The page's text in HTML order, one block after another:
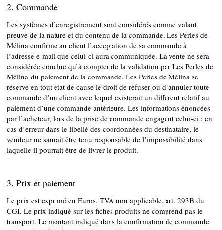
2. Commande
Les systèmes d’enregistrement sont considérés comme valant
preuve de la nature et du contenu de la commande. Les Perles de
Mélina confirme au client l’acceptation de sa commande à
l’adresse e-mail que celui-ci aura communiquée. La vente ne sera
considérée conclue qu’à compter de la validation par Les Perles de
Mélina du paiement de la commande. Les Perles de Mélina se
réserve en tout état de cause le droit de refuser ou d’annuler toute
commande d’un client avec lequel existerait un différent relatif au
paiement d’une commande antérieure. Les informations énoncées
par l’acheteur, lors de la prise de commande engagent celui-ci : en
cas d’erreur dans le libellé des coordonnées du destinataire, le
vendeur ne saurait être tenu responsable de l’impossibilité dans
laquelle il pourrait être de livrer le produit.
3. Prix et paiement
Le prix est exprimé en Euros, TVA non applicable, art. 293B du
CGI. Le prix indiqué sur les fiches produits ne comprend pas le
transport. Le montant indiqué dans la confirmation de commande